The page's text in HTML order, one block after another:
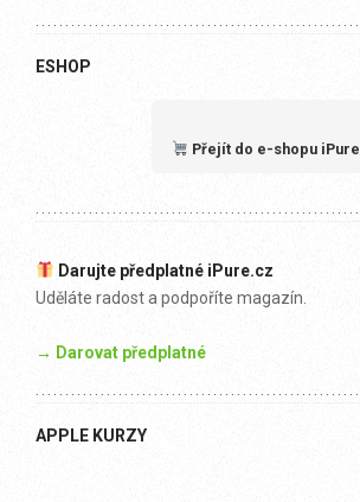
ESHOP
Přejít do e-shopu iPure
Darujte předplatné iPure.cz
Uděláte radost a podpoříte magazín.
→ Darovat předplatné
APPLE KURZY